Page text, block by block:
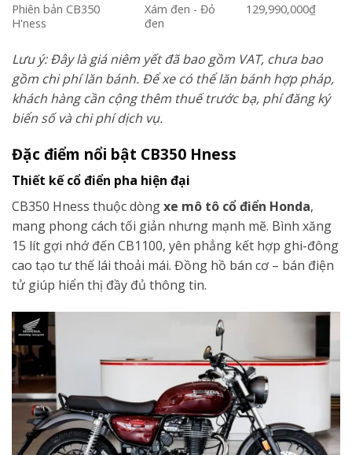
Phiên bản CB350
H'ness
Xám đen - Đỏ
đen
129,990,000₫
Lưu ý: Đây là giá niêm yết đã bao gồm VAT, chưa bao
gồm chi phí lăn bánh. Để xe có thể lăn bánh hợp pháp,
khách hàng cần cộng thêm thuế trước bạ, phí đăng ký
biển số và chi phí dịch vụ.
Đặc điểm nổi bật CB350 Hness
Thiết kế cổ điển pha hiện đại
CB350 Hness thuộc dòngxe mô tô cổ điển Honda,
mang phong cách tối giản nhưng mạnh mẽ. Bình xăng
15 lít gợi nhớ đến CB1100, yên phẳng kết hợp ghi-đông
cao tạo tư thế lái thoải mái. Đồng hồ bán cơ – bán điện
tử giúp hiển thị đầy đủ thông tin.